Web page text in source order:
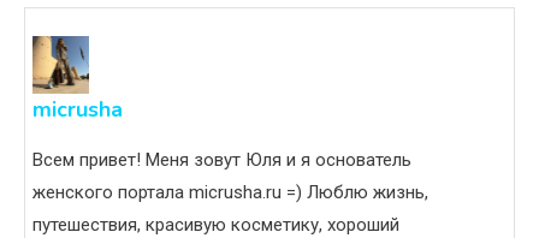
micrusha
Всем привет! Меня зовут Юля и я основатель
женского портала micrusha.ru =) Люблю жизнь,
путешествия, красивую косметику, хороший